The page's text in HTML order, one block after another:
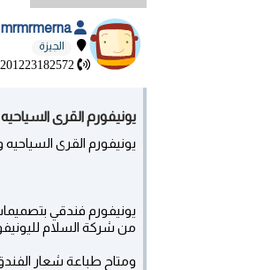
mrmrmerna
الجيزة
يونيفورم القرى السياحيه والمنتجعات
يونيفورم القرى السياحيه
يونيفورم فندقي
من شركة السلام
ومتاح طباعة شعار